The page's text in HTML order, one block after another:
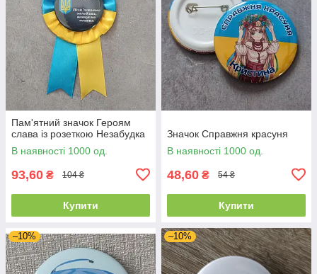
Пам'ятний значок Героям
слава із розеткою Незабудка
В наявності 1000 од.
93,60 ₴ 104 ₴
Купити
Значок Справжня красуня
В наявності 1000 од.
48,60 ₴ 54 ₴
Купити
–10% –10%